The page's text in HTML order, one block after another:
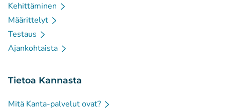
Kehittäminen
Määrittelyt
Testaus
Ajankohtaista
Tietoa Kannasta
Mitä Kanta-palvelut ovat?